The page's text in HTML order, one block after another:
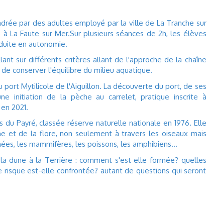
par des adultes employé par la ville de La Tranche sur
La Faute sur Mer.Sur plusieurs séances de 2h, les élèves
en autonomie.
sur différents critères allant de l'approche de la chaîne
conserver l'équilibre du milieu aquatique.
port Mytilicole de l'Aiguillon. La découverte du port, de ses
initiation de la pèche au carrelet, pratique inscrite à
2021.
du Payré, classée réserve naturelle nationale en 1976. Elle
de la flore, non seulement à travers les oiseaux mais
les mammifères, les poissons, les amphibiens...
dune à la Terrière : comment s'est elle formée? quelles
est-elle confrontée? autant de questions qui seront